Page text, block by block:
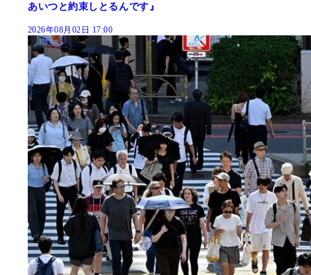
あいつと約束しとるんです』
2026年08月02日 17:00